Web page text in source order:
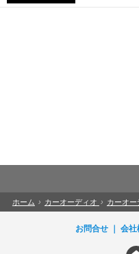
ホーム › カーオーディオ › カーオ
お問合せ 会社